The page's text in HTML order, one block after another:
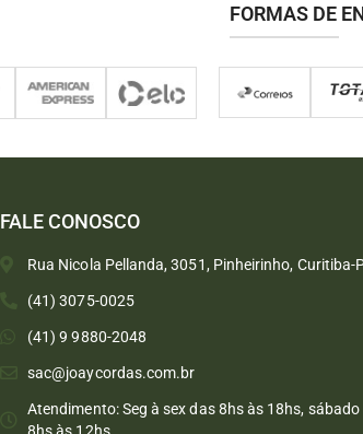
FORMAS DE
FALE CONOSCO
Rua Nicola Pellanda, 3051, Pinheirinho, Curitiba-
(41) 3075-0025
(41) 9 9880-2048
sac@joaycordas.com.br
Atendimento: Seg à sex das 8hs às 18hs, sábado